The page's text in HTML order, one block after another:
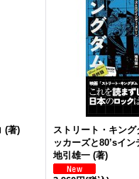
(著)
ストリート・キン
ッカーズと80’sイ
地引雄一 (著)